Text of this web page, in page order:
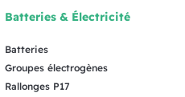
Batteries & Électricité
Batteries
Groupes électrogènes
Rallonges P17